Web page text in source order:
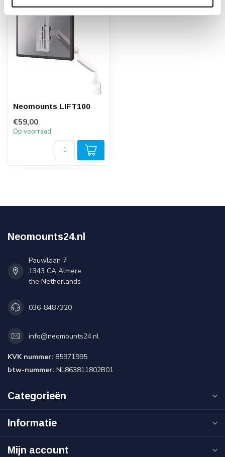
Neomounts LIFT100
€59,00
Op voorraad
Neomounts24.nl
Pauwlaan 7
1343 CA Almere
the Netherlands
036-8487320
info@neomounts24.nl
KVK nummer: 85971995
btw-nummer: NL863811802B01
Categorieën
Informatie
Mijn account